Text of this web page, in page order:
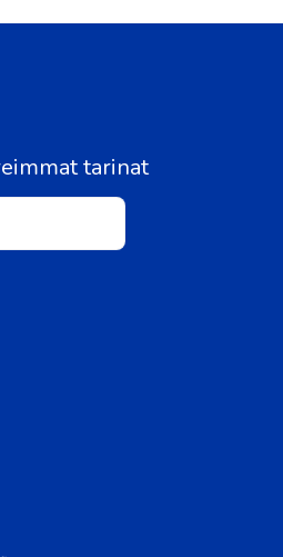
tarinat